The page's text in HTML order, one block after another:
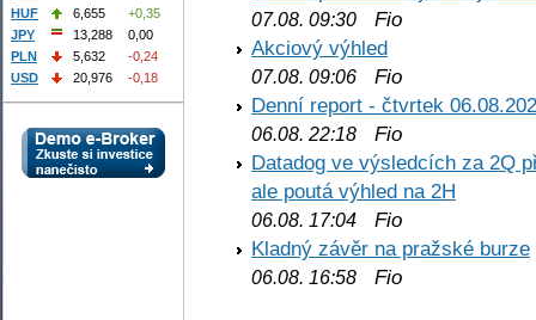
07.08. 09:30 Fio
Akciový výhled
07.08. 09:06 Fio
Denní report - čtvrtek
06.08. 22:18 Fio
Datadog ve výsledcích za 2Q
ale poutá výhled na 2H
06.08. 17:04 Fio
Kladný závěr na pražské burze
06.08. 16:58 Fio
HUF
6,655
+0,35
JPY
13,288
0,00
PLN
5,632
-0,24
USD
20,976 -0,18